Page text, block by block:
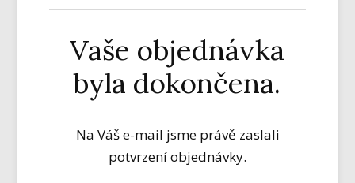
Vaše objednávka
byla dokončena.
Na Váš e-mail jsme právě zaslali
potvrzení objednávky.